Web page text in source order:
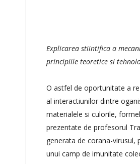
Explicarea stiintifica a
principiile teoretice si
O astfel de oportunitate a
al interactiunilor dintre
materialele si culorile,
prezentate de profesorul
generata de corana-
unui camp de imunitate